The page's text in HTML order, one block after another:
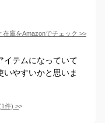
在庫をAmazonでチェック >>
イテムになっていて
いやすいかと思いま
1件) >